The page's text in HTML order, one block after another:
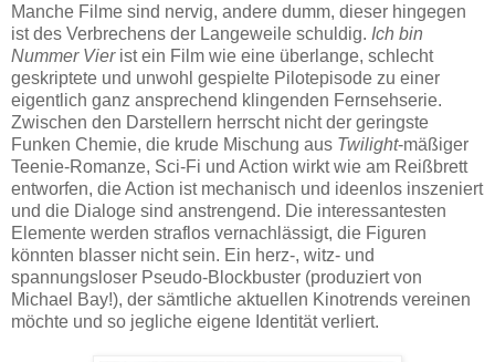
Manche Filme sind nervig, andere dumm, dieser hingegen
ist des Verbrechens der Langeweile schuldig. Ich bin
Nummer Vierist ein Film wie eine überlange, schlecht
geskriptete und unwohl gespielte Pilotepisode zu einer
eigentlich ganz ansprechend klingenden Fernsehserie.
Zwischen den Darstellern herrscht nicht der geringste
Funken Chemie, die krude Mischung aus Twilight-mäßiger
Teenie-Romanze, Sci-Fi und Action wirkt wie am Reißbrett
entworfen, die Action ist mechanisch und ideenlos inszeniert
und die Dialoge sind anstrengend. Die interessantesten
Elemente werden straflos vernachlässigt, die Figuren
könnten blasser nicht sein. Ein herz-, witz- und
spannungsloser Pseudo-Blockbuster (produziert von
Michael Bay!), der sämtliche aktuellen Kinotrends vereinen
möchte und so jegliche eigene Identität verliert.